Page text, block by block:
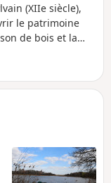
(XIIe siècle),
le patrimoine
de bois et la
Rodène. Le
campagne
aux ruines du